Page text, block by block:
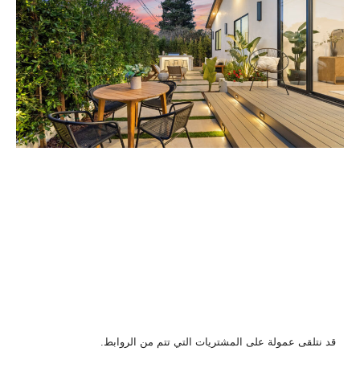
قد نتلقى عمولة على المشتريات التي تتم من الروابط.